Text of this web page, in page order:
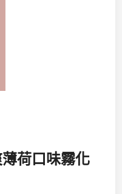
荷口味霧化